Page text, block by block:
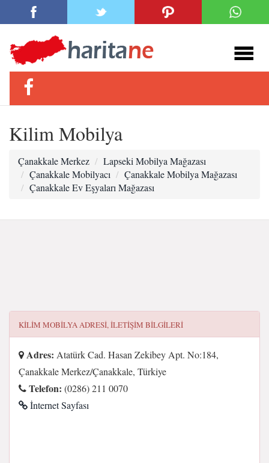
Kilim Mobilya
Çanakkale Merkez
Lapseki Mobilya Mağazası
Çanakkale Mobilyacı
Çanakkale Mobilya Mağazası
Çanakkale Ev Eşyaları Mağazası
KILIM MOBILYAADRESI, ILETIŞIM BILGILERI
Adres: Atatürk Cad. Hasan Zekibey Apt. No:184,
Çanakkale Merkez/Çanakkale, Türkiye
Telefon: (0286) 211 0070
İnternet Sayfası